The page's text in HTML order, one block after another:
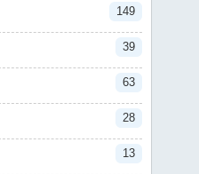
149
39
63
28
13